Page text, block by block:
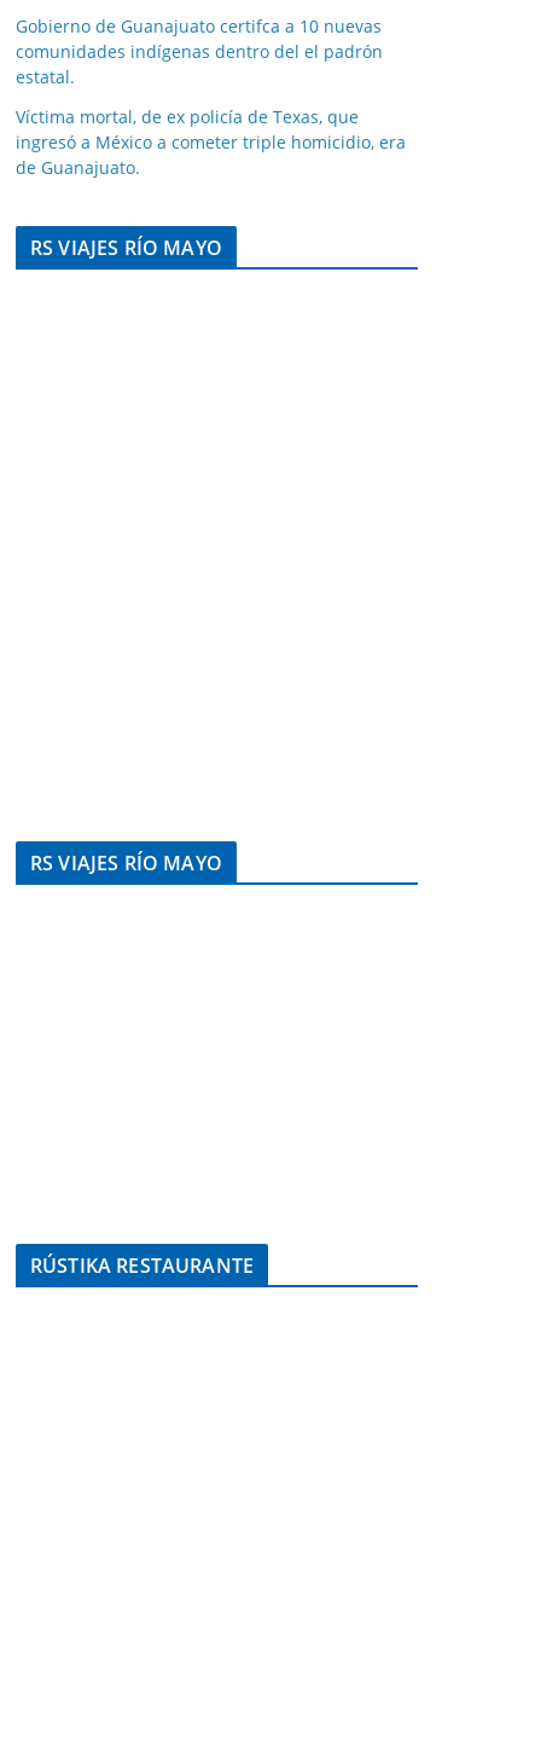
Gobierno de Guanajuato certifca a 10 nuevas
comunidades indígenas dentro del el padrón
estatal.
Víctima mortal, de ex policía de Texas, que
ingresó a México a cometer triple homicidio, era
de Guanajuato.
RS VIAJES RÍO MAYO
RS VIAJES RÍO MAYO
RÚSTIKA RESTAURANTE